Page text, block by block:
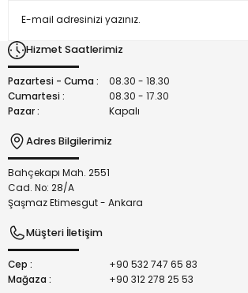
Ürün açıklamasında eksik bilgiler bulunuyor.
Bu ürüne benzer farklı alternatifler olmalı.
Hizmet Saatlerimiz
Pazartesi - Cuma :
08.30 - 18.30
Cumartesi :
08.30 - 17.30
Pazar :
Kapalı
Adres Bilgilerimiz
Bahçekapı Mah. 2551
Cad. No: 28/A
Şaşmaz Etimesgut - Ankara
Müşteri İletişim
Cep :
+90 532 747 65 83
Mağaza :
+90 312 278 25 53